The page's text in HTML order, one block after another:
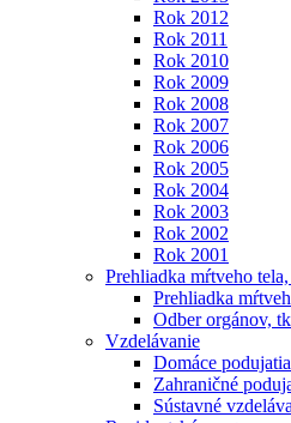
Rok 2012
Rok 2011
Rok 2010
Rok 2009
Rok 2008
Rok 2007
Rok 2006
Rok 2005
Rok 2004
Rok 2003
Rok 2002
Rok 2001
Prehliadka mŕtveho
Prehliadka
Odber orgánov,
Vzdelávanie
Domáce
Zahraničné
Sústavné